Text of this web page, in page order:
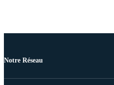
Notre Réseau